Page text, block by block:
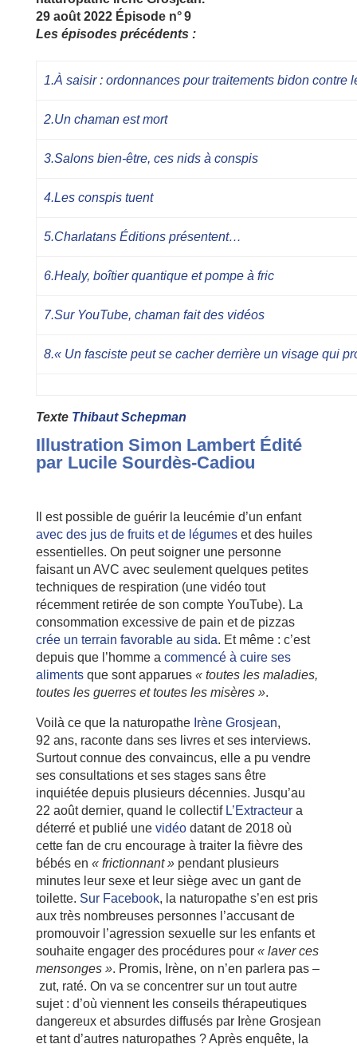
29 août 2022 Épisode n° 9
Les épisodes précédents :
1.À saisir : ordonnances pour traitements bidon contre
2.Un chaman est mort
3.Salons bien-être, ces nids à conspis
4.Les conspis tuent
5.Charlatans Éditions présentent…
6.Healy, boîtier quantique et pompe à fric
7.Sur YouTube, chaman fait des vidéos
8.« Un fasciste peut se cacher derrière un visage qui
Texte Thibaut Schepman
Illustration Simon Lambert Édité
par Lucile Sourdès-Cadiou
l est possible de guérir la leucémie d’un enfant
avec des jus de fruits et de légumeset des huiles
essentielles. On peut soigner une personne
faisant un AVC avec seulement quelques petites
techniques de respiration (une vidéo tout
récemment retirée de son compte YouTube). La
consommation excessive de pain et de pizzas
crée un terrain favorable au sida. Et même : c’est
depuis que l’homme a commencé à cuire ses
alimentsque sont apparues « toutes les maladies,
toutes les guerres et toutes les misères ».
Voilà ce que la naturopathe Irène Grosjean,
92 ans, raconte dans ses livres et ses interviews.
Surtout connue des convaincus, elle a pu vendre
ses consultations et ses stages sans être
inquiétée depuis plusieurs décennies. Jusqu’au
22 août dernier, quand le collectif L’Extracteura
déterré et publié une vidéodatant de 2018 où
cette fan de cru encourage à traiter la fièvre des
bébés en « frictionnant »pendant plusieurs
minutes leur sexe et leur siège avec un gant de
toilette. Sur Facebook, la naturopathe s’en est pris
aux très nombreuses personnes l’accusant de
promouvoir l’agression sexuelle sur les enfants et
souhaite engager des procédures pour « laver ces
mensonges ». Promis, Irène, on n’en parlera pas –
zut, raté. On va se concentrer sur un tout autre
sujet : d’où viennent les conseils thérapeutiques
dangereux et absurdes diffusés par Irène Grosjean
et tant d’autres naturopathes ? Après enquête, la